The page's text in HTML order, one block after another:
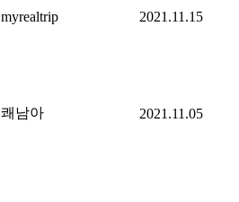
myrealtrip 2021.11.15
쾌남아 2021.11.05